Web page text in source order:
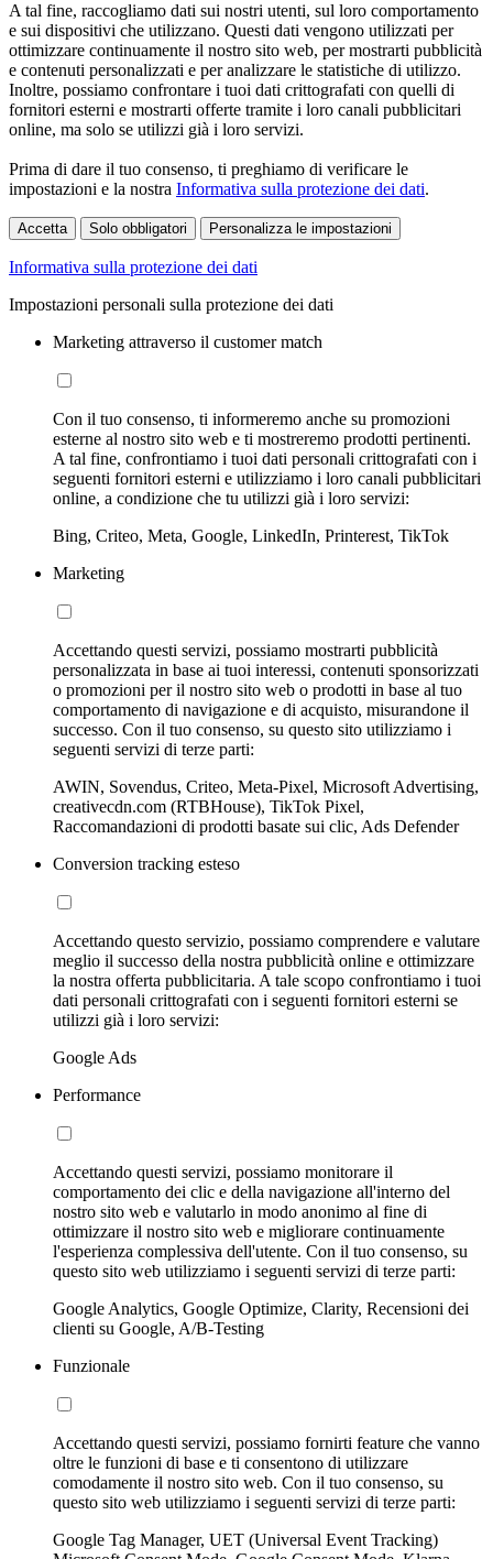
A tal fine, raccogliamo dati sui nostri utenti, sul loro comportamento
e sui dispositivi che utilizzano. Questi dati vengono utilizzati per
ottimizzare continuamente il nostro sito web, per mostrarti pubblicità
e contenuti personalizzati e per analizzare le statistiche di utilizzo.
Inoltre, possiamo confrontare i tuoi dati crittografati con quelli di
fornitori esterni e mostrarti offerte tramite i loro canali pubblicitari
online, ma solo se utilizzi già i loro servizi.
Prima di dare il tuo consenso, ti preghiamo di verificare le
impostazioni e la nostra Informativa sulla protezione dei dati.
Accetta Solo obbligatori Personalizza le impostazioni
Informativa sulla protezione dei dati
Impostazioni personali sulla protezione dei dati
Marketing attraverso il customer match
Con il tuo consenso, ti informeremo anche su promozioni
esterne al nostro sito web e ti mostreremo prodotti pertinenti.
A tal fine, confrontiamo i tuoi dati personali crittografati con i
seguenti fornitori esterni e utilizziamo i loro canali pubblicitari
online, a condizione che tu utilizzi già i loro servizi:
Bing, Criteo, Meta, Google, LinkedIn, Printerest, TikTok
Marketing
Accettando questi servizi, possiamo mostrarti pubblicità
personalizzata in base ai tuoi interessi, contenuti sponsorizzati
o promozioni per il nostro sito web o prodotti in base al tuo
comportamento di navigazione e di acquisto, misurandone il
successo. Con il tuo consenso, su questo sito utilizziamo i
seguenti servizi di terze parti:
AWIN, Sovendus, Criteo, Meta-Pixel, Microsoft Advertising,
creativecdn.com (RTBHouse), TikTok Pixel,
Raccomandazioni di prodotti basate sui clic, Ads Defender
Conversion tracking esteso
Accettando questo servizio, possiamo comprendere e valutare
meglio il successo della nostra pubblicità online e ottimizzare
la nostra offerta pubblicitaria. A tale scopo confrontiamo i tuoi
dati personali crittografati con i seguenti fornitori esterni se
utilizzi già i loro servizi:
Google Ads
Performance
Accettando questi servizi, possiamo monitorare il
comportamento dei clic e della navigazione all'interno del
nostro sito web e valutarlo in modo anonimo al fine di
ottimizzare il nostro sito web e migliorare continuamente
l'esperienza complessiva dell'utente. Con il tuo consenso, su
questo sito web utilizziamo i seguenti servizi di terze parti:
Google Analytics, Google Optimize, Clarity, Recensioni dei
clienti su Google, A/B-Testing
Funzionale
Accettando questi servizi, possiamo fornirti feature che vanno
oltre le funzioni di base e ti consentono di utilizzare
comodamente il nostro sito web. Con il tuo consenso, su
questo sito web utilizziamo i seguenti servizi di terze parti:
Google Tag Manager, UET (Universal Event Tracking)